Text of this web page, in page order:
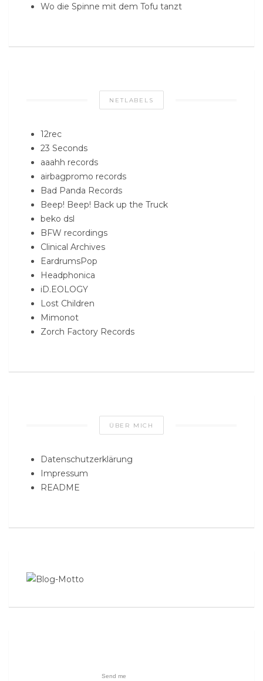
Wo die Spinne mit dem Tofu tanzt
NETLABELS
12rec
23 Seconds
aaahh records
airbagpromo records
Bad Panda Records
Beep! Beep! Back up the Truck
beko dsl
BFW recordings
Clinical Archives
EardrumsPop
Headphonica
iD.EOLOGY
Lost Children
Mimonot
Zorch Factory Records
ÜBER MICH
Datenschutzerklärung
Impressum
README
Send me